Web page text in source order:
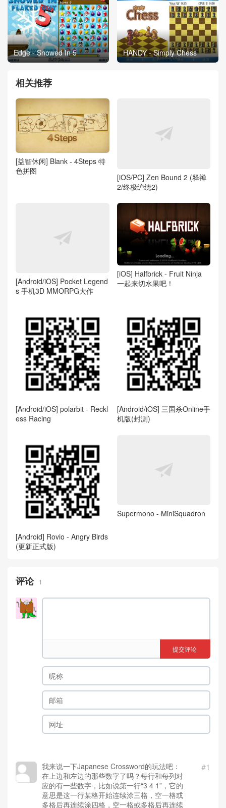
Edge - Snowed In 5 HANDY - Simply Chess
相关推荐
[益智休闲] Blank - 4Steps 特
色拼图
[iOS/PC] Zen Bound 2 (释禅
2/终极缠绕2)
[Android/iOS] Pocket Legend
s 手机3D MMORPG大作
[iOS] Halfbrick - Fruit Ninja
一起来切水果吧！
[Android/iOS] polarbit - Reckl
ess Racing
[Android/iOS] 三国杀Online手
机版(封测)
[Android] Rovio - Angry Birds
(更新正式版)
Supermono - MiniSquadron
评论 1
提交评论
#1
我来说一下Japanese Crossword的玩法吧：
在上边和左边的那些数字了吗？每行和每列对
应的有一些数字，比如说第一行“3 4 1”，它的
意思是这一行某格开始连续涂三格，空一格或
多格后再连续涂四格，空一格或多格后再连续